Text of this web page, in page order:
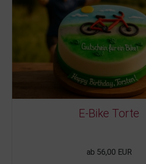
E-Bike Torte
ab 56,00 EUR